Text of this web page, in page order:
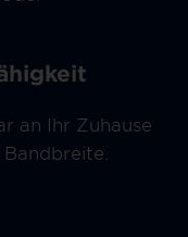
an Ihr Zuhause